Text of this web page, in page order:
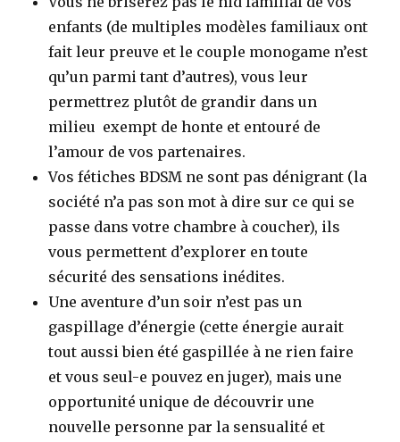
enfants (de multiples modèles familiaux ont
fait leur preuve et le couple monogame n’est
qu’un parmi tant d’autres), vous leur
permettrez plutôt de grandir dans un
milieu exempt de honte et entouré de
l’amour de vos partenaires.
Vos fétiches BDSM ne sont pas dénigrant (la
société n’a pas son mot à dire sur ce qui se
passe dans votre chambre à coucher), ils
vous permettent d’explorer en toute
sécurité des sensations inédites.
Une aventure d’un soir n’est pas un
gaspillage d’énergie (cette énergie aurait
tout aussi bien été gaspillée à ne rien faire
et vous seul-e pouvez en juger), mais une
opportunité unique de découvrir une
nouvelle personne par la sensualité et